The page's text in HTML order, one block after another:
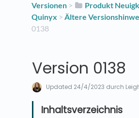
Versionen​ > ​
​Produkt
Quinyx ​ > ​ ​Ältere
0138
Version 0138
Updated 24/4/2023 durch